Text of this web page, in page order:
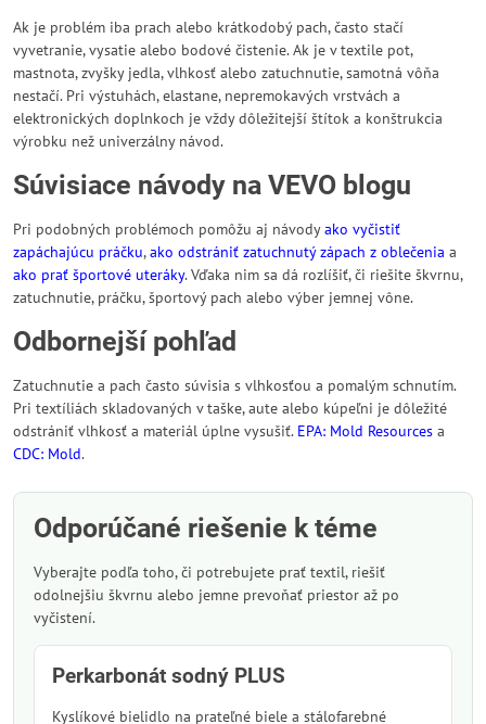
Ak je problém iba prach alebo krátkodobý pach, často stačí
vyvetranie, vysatie alebo bodové čistenie. Ak je v textile pot,
mastnota, zvyšky jedla, vlhkosť alebo zatuchnutie, samotná vôňa
nestačí. Pri výstuhách, elastane, nepremokavých vrstvách a
elektronických doplnkoch je vždy dôležitejší štítok a konštrukcia
výrobku než univerzálny návod.
Súvisiace návody na VEVO blogu
Pri podobných problémoch pomôžu aj návodyako vyčistiť
zapáchajúcu práčku,ako odstrániť zatuchnutý zápach z oblečenia a
ako prať športové uteráky. Vďaka nim sa dá rozlíšiť, či riešite škvrnu,
zatuchnutie, práčku, športový pach alebo výber jemnej vône.
Odbornejší pohľad
Zatuchnutie a pach často súvisia s vlhkosťou a pomalým schnutím.
Pri textíliách skladovaných v taške, aute alebo kúpeľni je dôležité
odstrániť vlhkosť a materiál úplne vysušiť. EPA: Mold Resources a
CDC: Mold.
Odporúčané riešenie k téme
Vyberajte podľa toho, či potrebujete prať textil, riešiť
odolnejšiu škvrnu alebo jemne prevoňať priestor až po
vyčistení.
Perkarbonát sodný PLUS
Kyslíkové bielidlo na prateľné biele a stálofarebné